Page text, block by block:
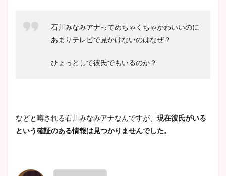
ヤバすぎww原因や痩せたダ
石川みなみアナってめちゃくちゃかわいいのに
あまりテレビで見かけないのはなぜ？
ひょっとして彼氏でもいるのか？
などと噂される石川みなみアナなんですが、 現在彼氏がいる
という確証のある情報は見つかりませんでした。